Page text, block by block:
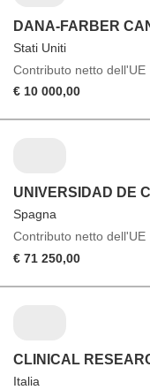
DANA-FARBER
Stati Uniti
Contributo netto dell'UE
€ 10 000,00
UNIVERSIDAD DE
Spagna
Contributo netto dell'UE
€ 71 250,00
CLINICAL
Italia